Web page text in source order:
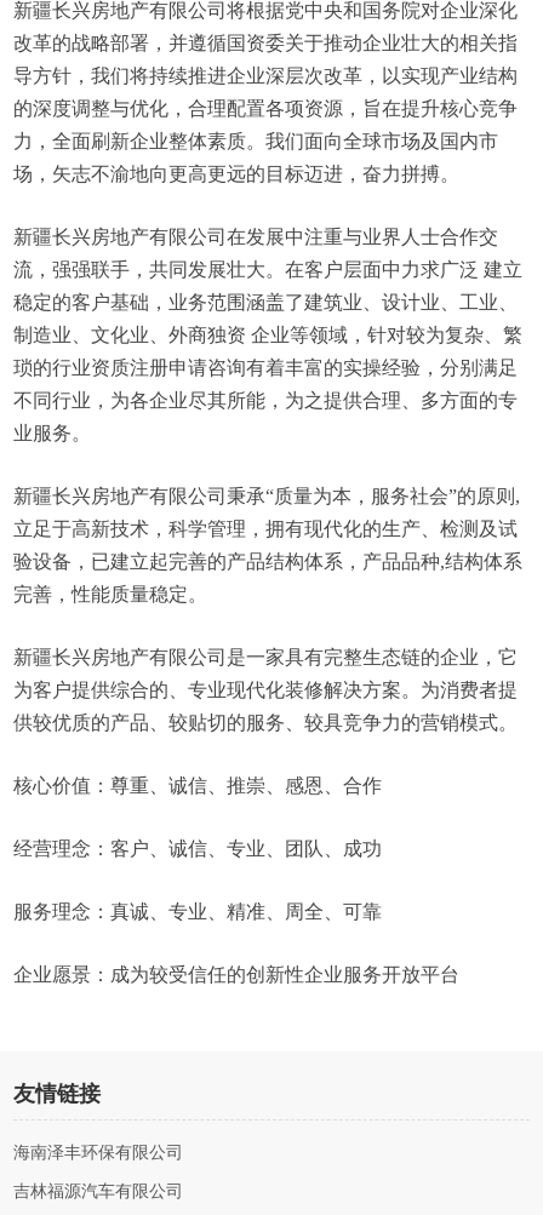
新疆长兴房地产有限公司将根据党中央和国务院对企业深化
改革的战略部署，并遵循国资委关于推动企业壮大的相关指
导方针，我们将持续推进企业深层次改革，以实现产业结构
的深度调整与优化，合理配置各项资源，旨在提升核心竞争
力，全面刷新企业整体素质。我们面向全球市场及国内市
场，矢志不渝地向更高更远的目标迈进，奋力拼搏。
新疆长兴房地产有限公司在发展中注重与业界人士合作交
流，强强联手，共同发展壮大。在客户层面中力求广泛 建立
稳定的客户基础，业务范围涵盖了建筑业、设计业、工业、
制造业、文化业、外商独资 企业等领域，针对较为复杂、繁
琐的行业资质注册申请咨询有着丰富的实操经验，分别满足
不同行业，为各企业尽其所能，为之提供合理、多方面的专
业服务。
新疆长兴房地产有限公司秉承“质量为本，服务社会”的原则,
立足于高新技术，科学管理，拥有现代化的生产、检测及试
验设备，已建立起完善的产品结构体系，产品品种,结构体系
完善，性能质量稳定。
新疆长兴房地产有限公司是一家具有完整生态链的企业，它
为客户提供综合的、专业现代化装修解决方案。为消费者提
供较优质的产品、较贴切的服务、较具竞争力的营销模式。
核心价值：尊重、诚信、推崇、感恩、合作
经营理念：客户、诚信、专业、团队、成功
服务理念：真诚、专业、精准、周全、可靠
企业愿景：成为较受信任的创新性企业服务开放平台
友情链接
海南泽丰环保有限公司
吉林福源汽车有限公司